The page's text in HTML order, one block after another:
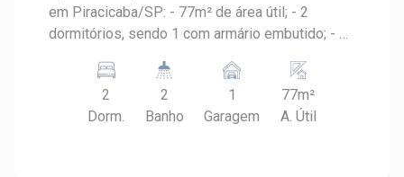
em Piracicaba/SP: - 77m² de área útil; - 2
dormitórios, sendo 1 com armário embutido; - 2
Sala 2 ambientes, com sanca de gesso e
sacada; - Cozinha com armário; - 1 vaga coberta.
Estuda permuta de imóvel ou carro de menor
2
Dorm.
2
Banho
1
Garagem
77m²
A. Útil